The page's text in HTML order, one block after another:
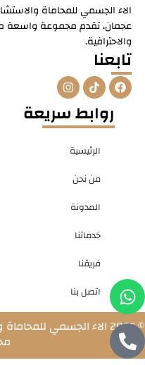
W
h
a
t
s
P
h
o
n
e
الاء الجسمي للمحاماة
عجمان، تقدم مجموعة واسعة من
والاحترافية.
تابعنا
F
a
c
b
T
i
k
t
o
I
n
s
t
a
روابط سريعة
الرئيسية
من نحن
المدونة
خدماتنا
فريقنا
اتصل بنا
© 2025 الاء الجسمي